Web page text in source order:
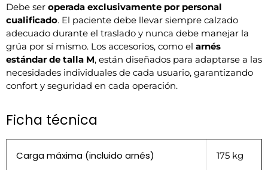
Debe ser operada exclusivamente por personal
cualificado. El paciente debe llevar siempre calzado
adecuado durante el traslado y nunca debe manejar la
grúa por sí mismo. Los accesorios, como el arnés
estándar de talla M, están diseñados para adaptarse a las
necesidades individuales de cada usuario, garantizando
confort y seguridad en cada operación.
Ficha técnica
Carga máxima (incluido arnés) 175 kg